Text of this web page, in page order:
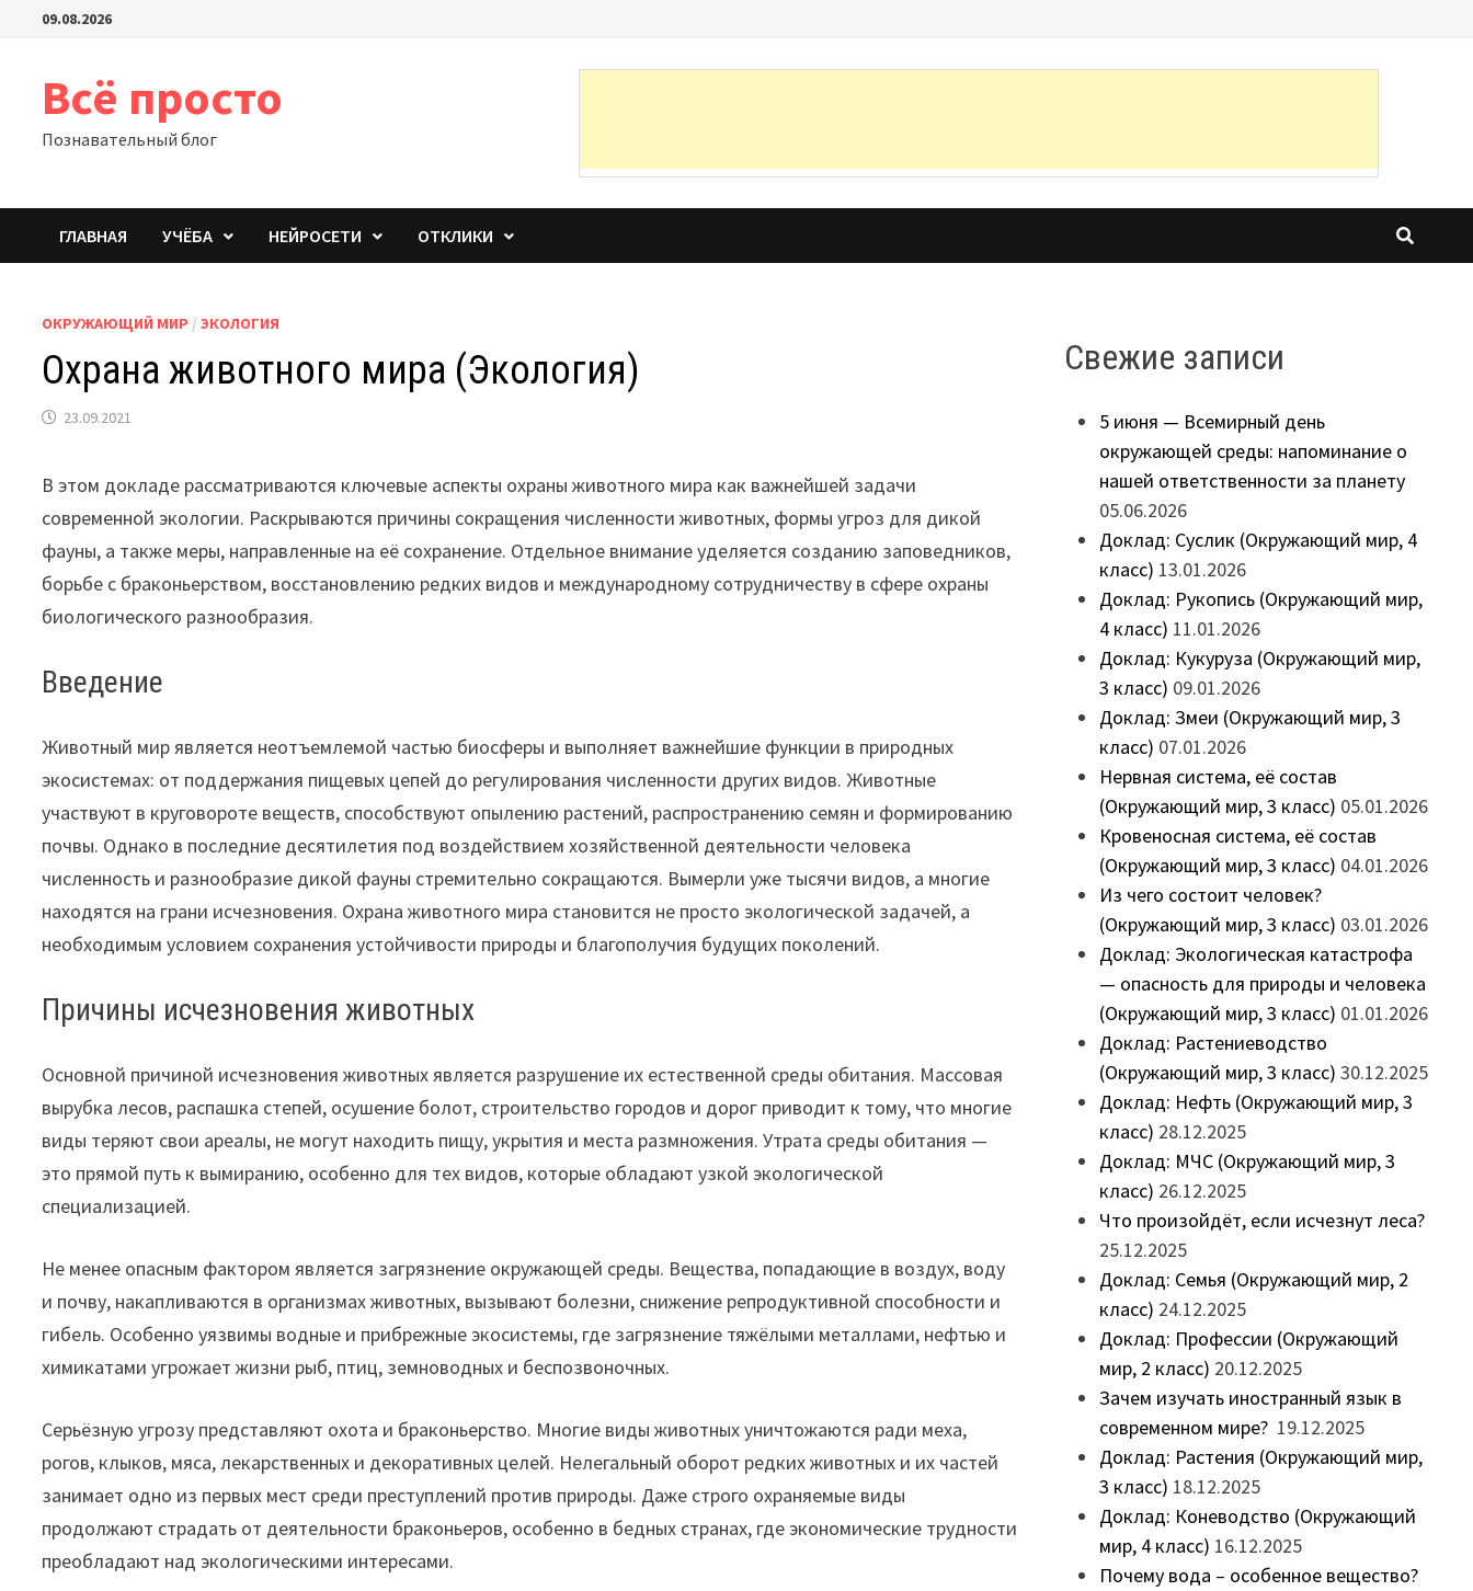
Перейти09.08.2026
Всё просто
Познавательный блог
ГЛАВНАЯ УЧЁБА НЕЙРОСЕТИ ОТКЛИКИ
ОКРУЖАЮЩИЙ МИР /ЭКОЛОГИЯ
Охрана животного мира (Экология)
23.09.2021
В этом докладе рассматриваются ключевые аспекты охраны животного мира как важнейшей задачи
современной экологии. Раскрываются причины сокращения численности животных, формы угроз для дикой
фауны, а также меры, направленные на её сохранение. Отдельное внимание уделяется созданию заповедников,
борьбе с браконьерством, восстановлению редких видов и международному сотрудничеству в сфере охраны
биологического разнообразия.
Введение
Животный мир является неотъемлемой частью биосферы и выполняет важнейшие функции в природных
экосистемах: от поддержания пищевых цепей до регулирования численности других видов. Животные
участвуют в круговороте веществ, способствуют опылению растений, распространению семян и формированию
почвы. Однако в последние десятилетия под воздействием хозяйственной деятельности человека
численность и разнообразие дикой фауны стремительно сокращаются. Вымерли уже тысячи видов, а многие
находятся на грани исчезновения. Охрана животного мира становится не просто экологической задачей, а
необходимым условием сохранения устойчивости природы и благополучия будущих поколений.
Причины исчезновения животных
Основной причиной исчезновения животных является разрушение их естественной среды обитания. Массовая
вырубка лесов, распашка степей, осушение болот, строительство городов и дорог приводит к тому, что многие
виды теряют свои ареалы, не могут находить пищу, укрытия и места размножения. Утрата среды обитания —
это прямой путь к вымиранию, особенно для тех видов, которые обладают узкой экологической
специализацией.
Не менее опасным фактором является загрязнение окружающей среды. Вещества, попадающие в воздух, воду
и почву, накапливаются в организмах животных, вызывают болезни, снижение репродуктивной способности и
гибель. Особенно уязвимы водные и прибрежные экосистемы, где загрязнение тяжёлыми металлами, нефтью и
химикатами угрожает жизни рыб, птиц, земноводных и беспозвоночных.
Серьёзную угрозу представляют охота и браконьерство. Многие виды животных уничтожаются ради меха,
рогов, клыков, мяса, лекарственных и декоративных целей. Нелегальный оборот редких животных и их частей
занимает одно из первых мест среди преступлений против природы. Даже строго охраняемые виды
продолжают страдать от деятельности браконьеров, особенно в бедных странах, где экономические трудности
преобладают над экологическими интересами.
Свежие записи
5 июня — Всемирный день
окружающей среды: напоминание о
нашей ответственности за планету
05.06.2026
Доклад: Суслик (Окружающий мир, 4
класс) 13.01.2026
Доклад: Рукопись (Окружающий мир,
4 класс) 11.01.2026
Доклад: Кукуруза (Окружающий мир,
3 класс) 09.01.2026
Доклад: Змеи (Окружающий мир, 3
класс) 07.01.2026
Нервная система, её состав
(Окружающий мир, 3 класс) 05.01.2026
Кровеносная система, её состав
(Окружающий мир, 3 класс) 04.01.2026
Из чего состоит человек?
(Окружающий мир, 3 класс) 03.01.2026
Доклад: Экологическая катастрофа
— опасность для природы и человека
(Окружающий мир, 3 класс) 01.01.2026
Доклад: Растениеводство
(Окружающий мир, 3 класс) 30.12.2025
Доклад: Нефть (Окружающий мир, 3
класс) 28.12.2025
Доклад: МЧС (Окружающий мир, 3
класс) 26.12.2025
Что произойдёт, если исчезнут леса?
25.12.2025
Доклад: Семья (Окружающий мир, 2
класс) 24.12.2025
Доклад: Профессии (Окружающий
мир, 2 класс) 20.12.2025
Зачем изучать иностранный язык в
современном мире? 19.12.2025
Доклад: Растения (Окружающий мир,
3 класс) 18.12.2025
Доклад: Коневодство (Окружающий
мир, 4 класс) 16.12.2025
Почему вода – особенное вещество?